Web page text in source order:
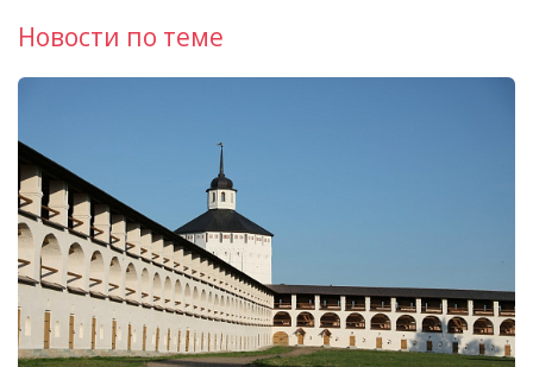
Новости по теме